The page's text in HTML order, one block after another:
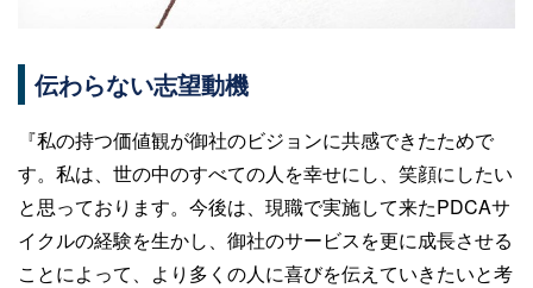
伝わらない志望動機
『私の持つ価値観が御社のビジョンに共感できたためで
す。私は、世の中のすべての人を幸せにし、笑顔にしたい
と思っております。今後は、現職で実施して来たPDCAサ
イクルの経験を生かし、御社のサービスを更に成長させる
ことによって、より多くの人に喜びを伝えていきたいと考